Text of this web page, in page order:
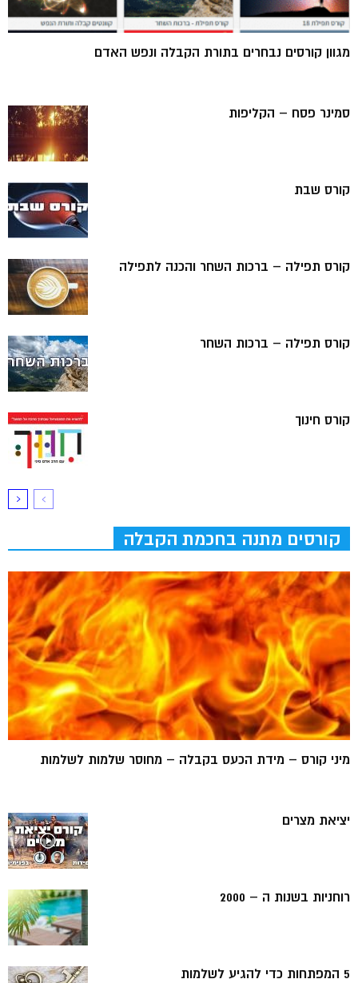
מגוון קורסים נבחרים בתורת הקבלה ונפש האדם
סמינר פסח – הקליפות
קורס שבת
קורס תפילה – ברכות השחר והכנה לתפילה
קורס תפילה – ברכות השחר
קורס חינוך
קורסים מתנה בחכמת הקבלה
מיני קורס – מידת הכעס בקבלה – מחוסר שלמות לשלמות
יציאת מצרים
רוחניות בשנות ה – 2000
5 המפתחות כדי להגיע לשלמות